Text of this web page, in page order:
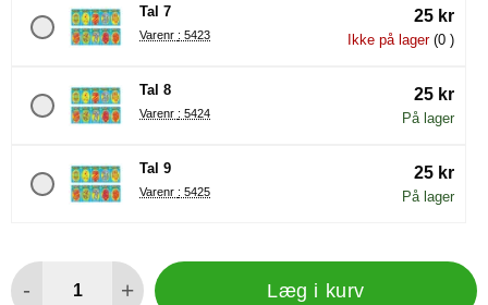
Tal 7
Varenr : 5423
25 kr
Ikke på lager(0 )
Tal 8
Varenr : 5424
25 kr
På lager
Tal 9
Varenr : 5425
25 kr
På lager
- + Læg i kurv